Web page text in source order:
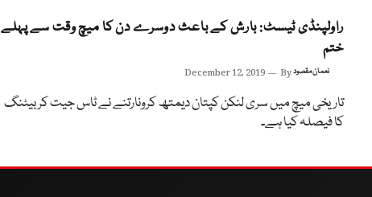
راولپنڈی ٹیسٹ: بارش کے باعث دوسرے دن کا میچ وقت سے پہلے
ختم
December 12, 2019 Byنعمان مقصود
تاریخی میچ میں سری لنکن کپتان دیمتھ کرونارتنے نے ٹاس جیت کر بیٹنگ
کا فیصلہ کیا ہے۔